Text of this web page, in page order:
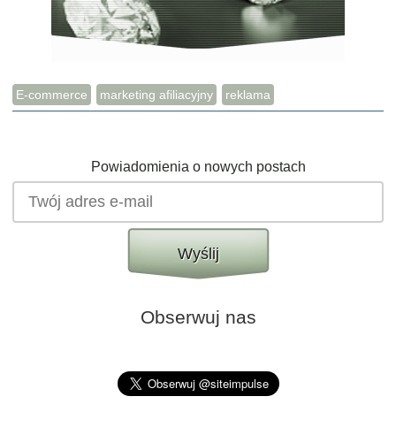
E-commerce marketing afiliacyjny reklama
Powiadomienia o nowych postach
Wyślij
Obserwuj nas